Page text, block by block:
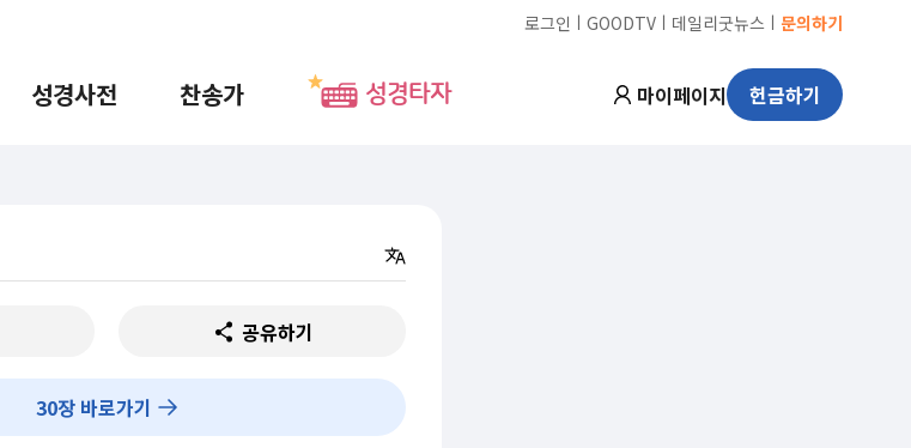
로그인 ㅣ GOODTV ㅣ 데일리굿뉴스 ㅣ 문의하기
성경사전 찬송가 성경타자 마이페이지 헌금하기
공유하기
30장 바로가기